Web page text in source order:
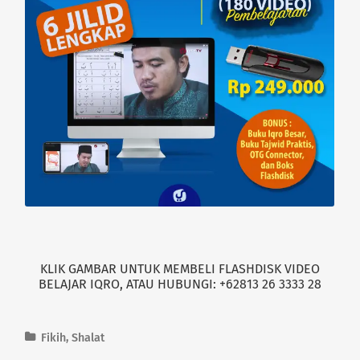
o
w
)
d
o
w
)
KLIK GAMBAR UNTUK MEMBELI FLASHDISK VIDEO
BELAJAR IQRO, ATAU HUBUNGI: +62813 26 3333 28
Fikih,Shalat